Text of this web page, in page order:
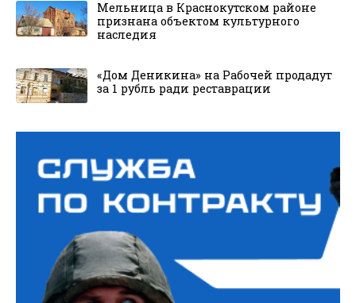
Мельница в Краснокутском районе
признана объектом культурного
наследия
«Дом Деникина» на Рабочей продадут
за 1 рубль ради реставрации